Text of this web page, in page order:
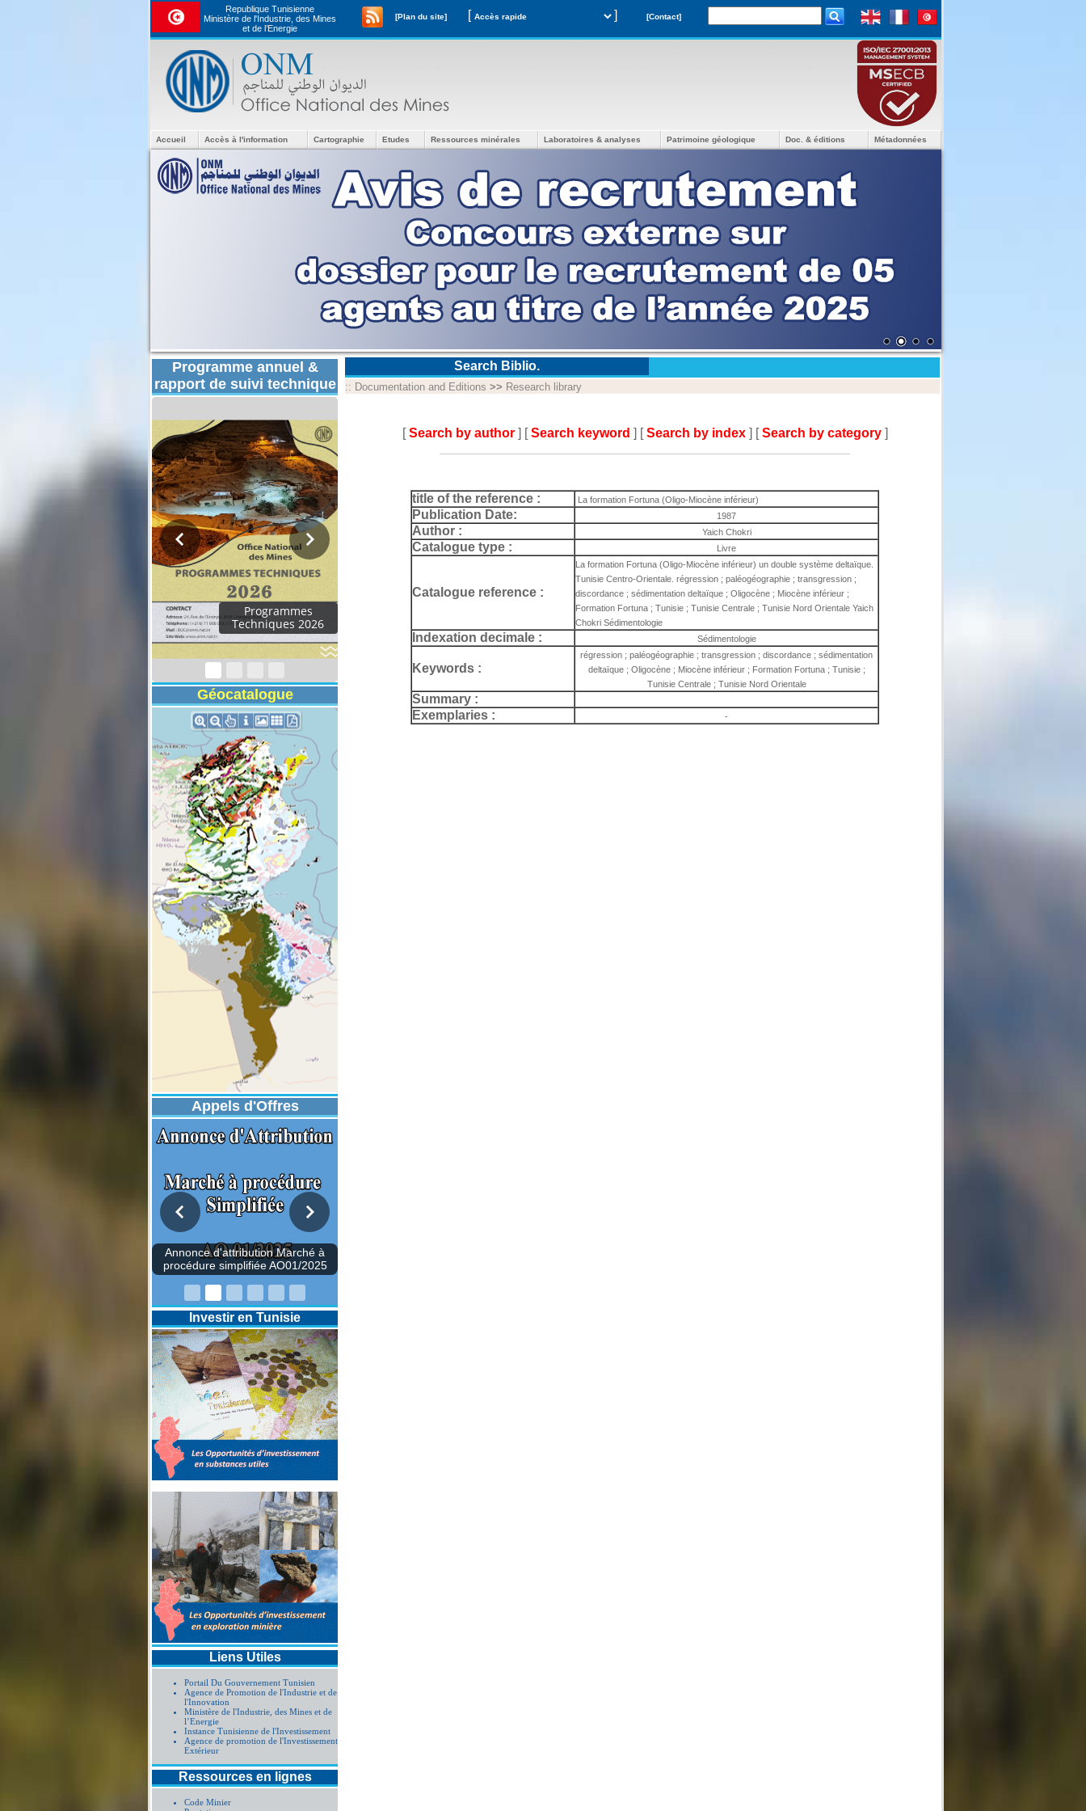
Republique Tunisienne
Ministère de l'Industrie, des Mines
et de l’Energie
[Plan du site] [ ] [Contact]
Accueil Accès à l'information Cartographie Etudes Ressources minérales Laboratoires & analyses Patrimoine géologique Doc. & éditions Métadonnées
Programme annuel &
rapport de suivi technique
Programmes
Techniques 2026
Géocatalogue
Appels d'Offres
Annonce d'attribution Marché à
procédure simplifiée AO01/2025
Investir en Tunisie
Liens Utiles
Portail Du Gouvernement Tunisien
Agence de Promotion de l'Industrie et de
l'Innovation
Ministère de l'Industrie, des Mines et de
l’Energie
Instance Tunisienne de l'Investissement
Agence de promotion de l'Investissement
Extérieur
Ressources en lignes
Code Minier
Search Biblio.
:: Documentation and Editions >> Research library
[Search by author ] [Search keyword ] [Search by index ] [Search by category ]
title of the reference : La formation Fortuna (Oligo-Miocène inférieur)
Publication Date: 1987
Author : Yaich Chokri
Catalogue type : Livre
Catalogue reference :
La formation Fortuna (Oligo-Miocène inférieur) un double système deltaïque.
Tunisie Centro-Orientale. régression ; paléogéographie ; transgression ;
discordance ; sédimentation deltaïque ; Oligocène ; Miocène inférieur ;
Formation Fortuna ; Tunisie ; Tunisie Centrale ; Tunisie Nord Orientale Yaich
Chokri Sédimentologie
Indexation decimale : Sédimentologie
Keywords :
régression ; paléogéographie ; transgression ; discordance ; sédimentation
deltaïque ; Oligocène ; Miocène inférieur ; Formation Fortuna ; Tunisie ;
Tunisie Centrale ; Tunisie Nord Orientale
Summary :
Exemplaries :
-